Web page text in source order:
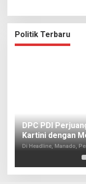
Politik Terbaru
DPC PDI
Kartini dengan
Di Headline, Manado,